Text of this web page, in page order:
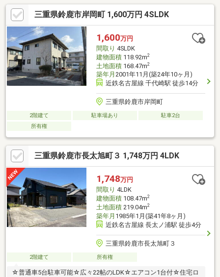
ご家族の願いを実現します。【利便性◎の周辺環境】◆スギ薬局
まで徒歩7分、ファミリーマートまで徒歩7分。身近な利便施設が
充実しており、日々のちょっとしたお買い物を便利にサポートし
ます。◆2沿線利用可能な立地で、通勤や通学の選択肢が広がる
住環境。桜の森公園も徒歩圏内にあり、休日のお出かけやリフレ
ッシュが叶う場所です。
三重県鈴鹿市岸岡町 1,600万円 4SLDK
1,600万円
間取り 4SLDK
建物面積118.92m2
土地面積168.47m2
築年月 2001年11月(築24年10ヶ月)
近鉄名古屋線 千代崎駅 徒歩14分
三重県鈴鹿市岸岡町
2階建て 駐車場あり
駐車2台
所有権
三重県鈴鹿市長太旭町３ 1,748万円 4LDK
1,748万円
間取り 4LDK
建物面積108.47m2
土地面積219.04m2
築年月 1985年1月(築41年8ヶ月)
近鉄名古屋線 長太ノ浦駅 徒歩4分
三重県鈴鹿市長太旭町３
2階建て 所有権
☆普通車5台駐車可能☆広々22帖のLDK☆エアコン1台付☆住宅ロ